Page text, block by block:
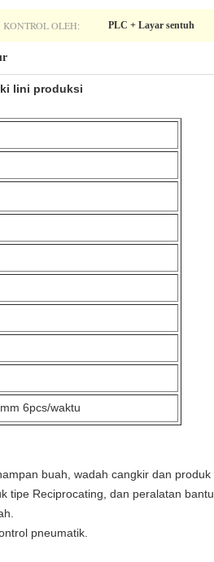
KONTROL OLEH: PLC + Layar sentuh
lini produksi
6pcs/waktu
buah, wadah cangkir dan produk
tipe Reciprocating, dan peralatan bantu.
pneumatik.